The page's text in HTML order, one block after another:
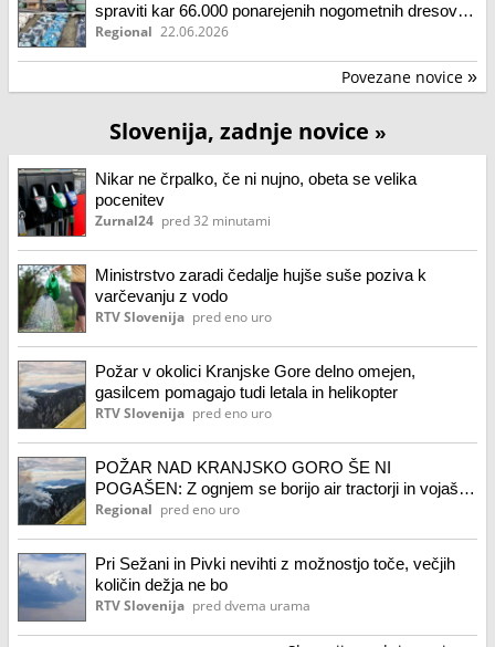
spraviti kar 66.000 ponarejenih nogometnih dresov
(VIDEO)
Regional 22.06.2026
Povezane novice »
Slovenija, zadnje novice »
Nikar ne črpalko, če ni nujno, obeta se velika
pocenitev
Zurnal24 pred 32 minutami
Ministrstvo zaradi čedalje hujše suše poziva k
varčevanju z vodo
RTV Slovenija pred eno uro
Požar v okolici Kranjske Gore delno omejen,
gasilcem pomagajo tudi letala in helikopter
RTV Slovenija pred eno uro
POŽAR NAD KRANJSKO GORO ŠE NI
POGAŠEN: Z ognjem se borijo air tractorji in vojaški
helikopter (FOTO, VIDEO)
Regional pred eno uro
Pri Sežani in Pivki nevihti z možnostjo toče, večjih
količin dežja ne bo
RTV Slovenija pred dvema urama